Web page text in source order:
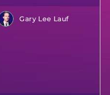
Gary Lee Lauf